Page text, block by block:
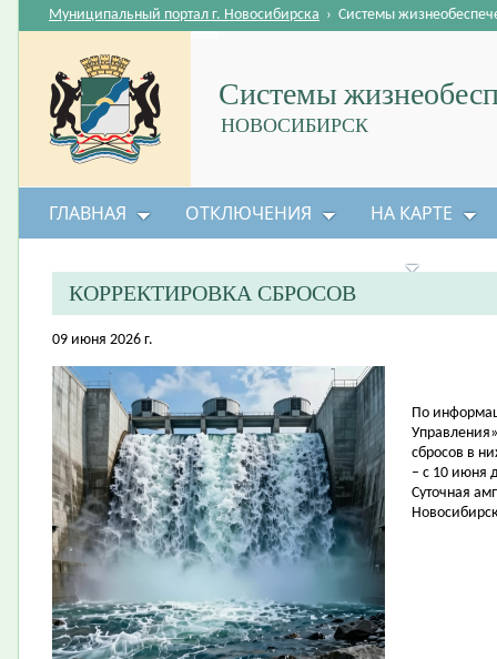
Системы
НОВОСИБИРСК
Муниципальный портал г. Новосибирска › Системы
ГЛАВНАЯ ОТКЛЮЧЕНИЯ НА КАРТЕ
КОРРЕКТИРОВКА СБРОСОВ
09 июня 2026 г.
По
сбросов в
– с 10 июня
Суточная